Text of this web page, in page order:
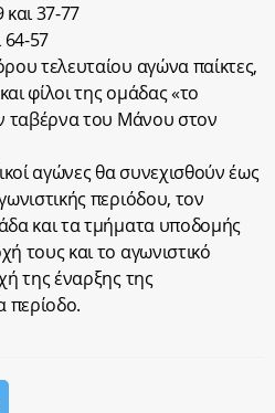
37-77
64-57
τελευταίου αγώνα παίκτες,
φίλοι της ομάδας «το
ταβέρνα του Μάνου στον
αγώνες θα συνεχισθούν έως
περιόδου, τον
και τα τμήματα υποδομής
τους και το αγωνιστικό
της έναρξης της
περίοδο.